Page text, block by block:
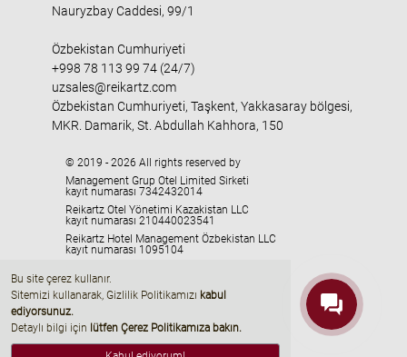
Bu site çerez kullanır.
Sitemizi kullanarak, Gizlilik Politikamızı kabul
ediyorsunuz.
Detaylı bilgi için lütfen Çerez Politikamıza bakın.
Nauryzbay Caddesi, 99/1
Özbekistan Cumhuriyeti
+998 78 113 99 74 (24/7)
uzsales@reikartz.com
Özbekistan Cumhuriyeti, Taşkent, Yakkasaray bölgesi,
MKR. Damarik, St. Abdullah Kahhora, 150
© 2019 - 2026 All rights reserved by
Management Grup Otel Limited Sirketi
kayıt numarası 7342432014
Reikartz Otel Yönetimi Kazakistan LLC
kayıt numarası 210440023541
Reikartz Hotel Management Özbekistan LLC
kayıt numarası 1095104
kayıt numarası 405329416